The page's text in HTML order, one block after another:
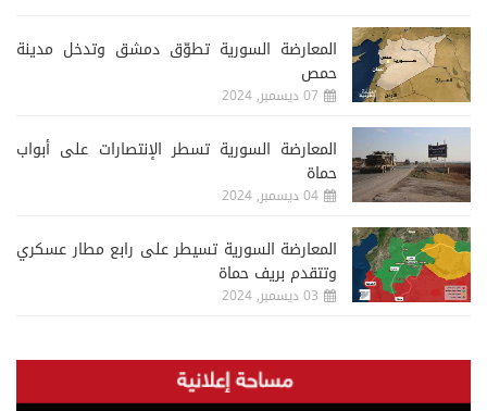
المعارضة السورية تطوّق دمشق وتدخل مدينة
حمص
07 ديسمبر, 2024
المعارضة السورية تسطر الإنتصارات على أبواب
حماة
04 ديسمبر, 2024
المعارضة السورية تسيطر على رابع مطار عسكري
وتتقدم بريف حماة
03 ديسمبر, 2024